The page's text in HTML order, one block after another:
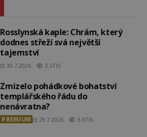
Rosslynská kaple: Chrám, který
dodnes střeží svá největší
tajemství
30.7.2026 3.5TIS
Zmizelo pohádkové bohatství
templářského řádu do
nenávratna?
PREMIUM 29.7.2026 3.3TIS